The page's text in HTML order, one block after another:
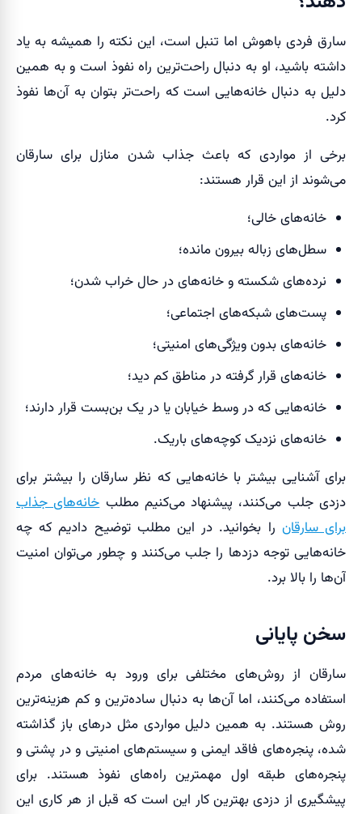
سارق فردی باهوش اما تنبل است، این نکته را همیشه به یاد
داشته باشید، او به دنبال راحت‌ترین راه نفوذ است و به همین
دلیل به دنبال خانه‌هایی است که راحت‌تر بتوان به آن‌ها نفوذ
کرد.
برخی از مواردی که باعث جذاب شدن منازل برای سارقان
می‌شوند از این قرار هستند:
خانه‌های خالی؛
سطل‌های زباله بیرون مانده؛
نرده‌های شکسته و خانه‌های در حال خراب شدن؛
پست‌های شبکه‌های اجتماعی؛
خانه‌های بدون ویژگی‌های امنیتی؛
خانه‌های قرار گرفته در مناطق کم دید؛
خانه‌هایی که در وسط خیابان یا در یک بن‌بست قرار دارند؛
خانه‌های نزدیک کوچه‌های باریک.
برای آشنایی بیشتر با خانه‌هایی که نظر سارقان را بیشتر برای
دزدی جلب می‌کنند، پیشنهاد می‌کنیم مطلبخانه‌های جذاب
برای سارقان را بخوانید. در این مطلب توضیح دادیم که چه
خانه‌هایی توجه دزدها را جلب می‌کنند و چطور می‌توان امنیت
آن‌ها را بالا برد.
سخن پایانی
سارقان از روش‌های مختلفی برای ورود به خانه‌های مردم
استفاده می‌کنند، اما آن‌ها به دنبال ساده‌ترین و کم هزینه‌ترین
روش هستند. به همین دلیل مواردی مثل درهای باز گذاشته
شده، پنجره‌های فاقد ایمنی و سیستم‌های امنیتی و در پشتی و
پنجره‌های طبقه اول مهمترین راه‌های نفوذ هستند. برای
پیشگیری از دزدی بهترین کار این است که قبل از هر کاری این